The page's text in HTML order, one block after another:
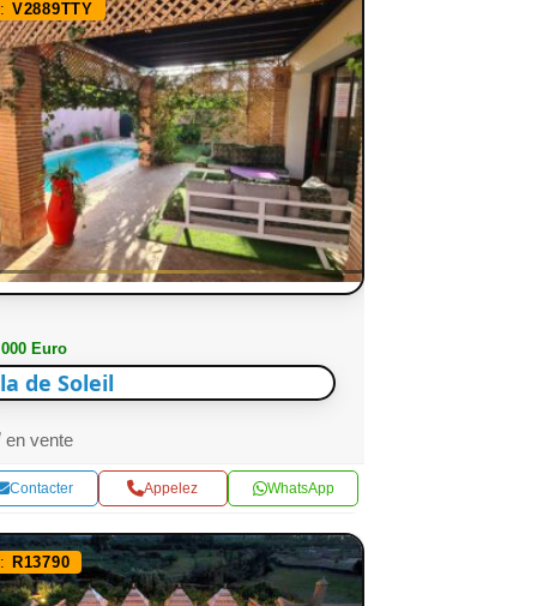
V2889TTY
Euro
de Soleil
en vente
Contacter Appelez WhatsApp
R13790